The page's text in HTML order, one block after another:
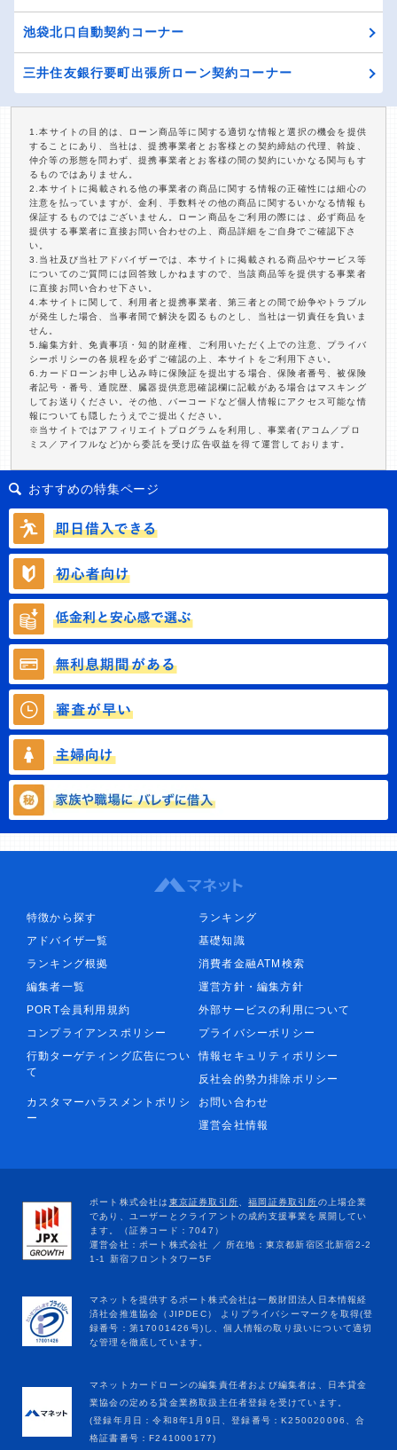
池袋北口自動契約コーナー
三井住友銀行要町出張所ローン契約コーナー
1.本サイトの目的は、ローン商品等に関する適切な情報と選択の機会を提供
することにあり、当社は、提携事業者とお客様との契約締結の代理、斡旋、
仲介等の形態を問わず、提携事業者とお客様の間の契約にいかなる関与もす
るものではありません。
2.本サイトに掲載される他の事業者の商品に関する情報の正確性には細心の
注意を払っていますが、金利、手数料その他の商品に関するいかなる情報も
保証するものではございません。ローン商品をご利用の際には、必ず商品を
提供する事業者に直接お問い合わせの上、商品詳細をご自身でご確認下さ
い。
3.当社及び当社アドバイザーでは、本サイトに掲載される商品やサービス等
についてのご質問には回答致しかねますので、当該商品等を提供する事業者
に直接お問い合わせ下さい。
4.本サイトに関して、利用者と提携事業者、第三者との間で紛争やトラブル
が発生した場合、当事者間で解決を図るものとし、当社は一切責任を負いま
せん。
5.編集方針、免責事項・知的財産権、ご利用いただく上での注意、プライバ
シーポリシーの各規程を必ずご確認の上、本サイトをご利用下さい。
6.カードローンお申し込み時に保険証を提出する場合、保険者番号、被保険
者記号・番号、通院歴、臓器提供意思確認欄に記載がある場合はマスキング
してお送りください。その他、バーコードなど個人情報にアクセス可能な情
報についても隠したうえでご提出ください。
※当サイトではアフィリエイトプログラムを利用し、事業者(アコム／プロ
ミス／アイフルなど)から委託を受け広告収益を得て運営しております。
おすすめの特集ページ
特徴から探す
ランキング
アドバイザ一覧
基礎知識
ランキング根拠
消費者金融ATM検索
編集者一覧
運営方針・編集方針
PORT会員利用規約
外部サービスの利用について
コンプライアンスポリシー
プライバシーポリシー
行動ターゲティング広告につい
て
情報セキュリティポリシー
反社会的勢力排除ポリシー
カスタマーハラスメントポリシ
ー
お問い合わせ
運営会社情報
マネットカードローンの編集責任者および編集者は、日本貸金
業協会の定める貸金業務取扱主任者登録を受けています。
(登録年月日：令和8年1月9日、登録番号：K250020096、合
格証書番号：F241000177)